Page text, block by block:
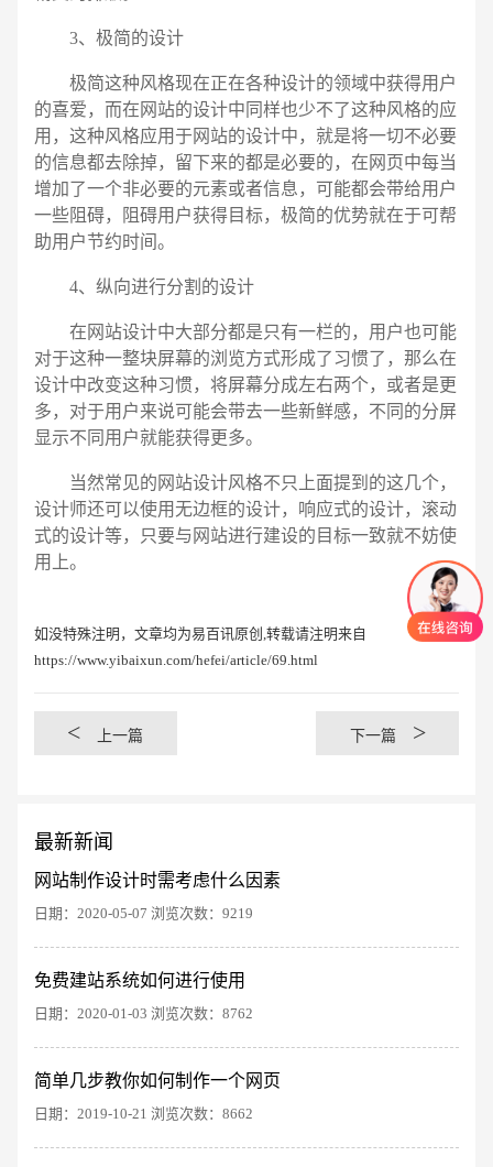
3、极简的设计
极简这种风格现在正在各种设计的领域中获得用户
的喜爱，而在网站的设计中同样也少不了这种风格的应
用，这种风格应用于网站的设计中，就是将一切不必要
的信息都去除掉，留下来的都是必要的，在网页中每当
增加了一个非必要的元素或者信息，可能都会带给用户
一些阻碍，阻碍用户获得目标，极简的优势就在于可帮
助用户节约时间。
4、纵向进行分割的设计
在网站设计中大部分都是只有一栏的，用户也可能
对于这种一整块屏幕的浏览方式形成了习惯了，那么在
设计中改变这种习惯，将屏幕分成左右两个，或者是更
多，对于用户来说可能会带去一些新鲜感，不同的分屏
显示不同用户就能获得更多。
当然常见的网站设计风格不只上面提到的这几个，
设计师还可以使用无边框的设计，响应式的设计，滚动
式的设计等，只要与网站进行建设的目标一致就不妨使
用上。
如没特殊注明，文章均为易百讯原创,转载请注明来自
https://www.yibaixun.com/hefei/article/69.html
< 上一篇 下一篇 >
最新新闻
网站制作设计时需考虑什么因素
日期：2020-05-07 浏览次数：9219
免费建站系统如何进行使用
日期：2020-01-03 浏览次数：8762
简单几步教你如何制作一个网页
日期：2019-10-21 浏览次数：8662